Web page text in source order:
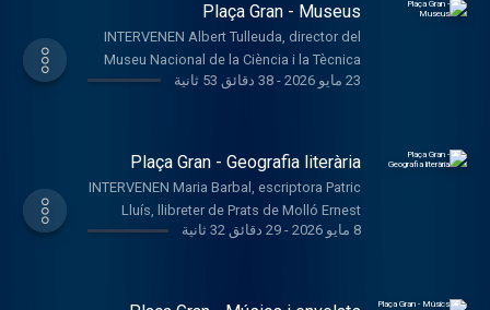
Plaça Gran - Museus
INTERVENEN Albert Tulleuda, director del
Museu Nacional de la Ciència i la Tècnica
de Catalunya Fina Carreras, Museu del
Bassella. Carme i Joan, guies del Museu
Etnogràfic de Ripoll CONTINGUT Els
museus tenen una data que cada any
recorda la importància que tenen aquests
equipaments culturals a la nostra societat,
23 مايو 2026 - 38 دقائق 53 ثانية
Plaça Gran - Geografia literària
INTERVENEN Maria Barbal, escriptora Patric
Lluís, llibreter de Prats de Molló Ernest
Costa, escriptor. ARXIU Manual Cuyàs,
autors i autores de llibres. Unes setmanes
8 مايو 2026 - 29 دقائق 32 ثانية